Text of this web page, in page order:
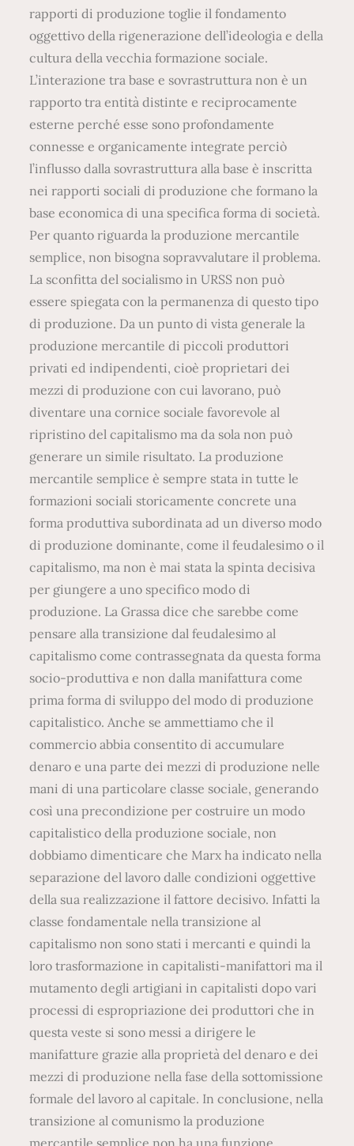
rapporti di produzione toglie il fondamento
oggettivo della rigenerazione dell’ideologia e della
cultura della vecchia formazione sociale.
L’interazione tra base e sovrastruttura non è un
rapporto tra entità distinte e reciprocamente
esterne perché esse sono profondamente
connesse e organicamente integrate perciò
l’influsso dalla sovrastruttura alla base è inscritta
nei rapporti sociali di produzione che formano la
base economica di una specifica forma di società.
Per quanto riguarda la produzione mercantile
semplice, non bisogna sopravvalutare il problema.
La sconfitta del socialismo in URSS non può
essere spiegata con la permanenza di questo tipo
di produzione. Da un punto di vista generale la
produzione mercantile di piccoli produttori
privati ed indipendenti, cioè proprietari dei
mezzi di produzione con cui lavorano, può
diventare una cornice sociale favorevole al
ripristino del capitalismo ma da sola non può
generare un simile risultato. La produzione
mercantile semplice è sempre stata in tutte le
formazioni sociali storicamente concrete una
forma produttiva subordinata ad un diverso modo
di produzione dominante, come il feudalesimo o il
capitalismo, ma non è mai stata la spinta decisiva
per giungere a uno specifico modo di
produzione. La Grassa dice che sarebbe come
pensare alla transizione dal feudalesimo al
capitalismo come contrassegnata da questa forma
socio-produttiva e non dalla manifattura come
prima forma di sviluppo del modo di produzione
capitalistico. Anche se ammettiamo che il
commercio abbia consentito di accumulare
denaro e una parte dei mezzi di produzione nelle
mani di una particolare classe sociale, generando
così una precondizione per costruire un modo
capitalistico della produzione sociale, non
dobbiamo dimenticare che Marx ha indicato nella
separazione del lavoro dalle condizioni oggettive
della sua realizzazione il fattore decisivo. Infatti la
classe fondamentale nella transizione al
capitalismo non sono stati i mercanti e quindi la
loro trasformazione in capitalisti-manifattori ma il
mutamento degli artigiani in capitalisti dopo vari
processi di espropriazione dei produttori che in
questa veste si sono messi a dirigere le
manifatture grazie alla proprietà del denaro e dei
mezzi di produzione nella fase della sottomissione
formale del lavoro al capitale. In conclusione, nella
transizione al comunismo la produzione
mercantile semplice non ha una funzione